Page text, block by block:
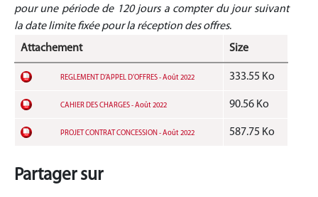
pour une période de 120 jours a compter du jour suivant
la date limite fixée pour la réception des offres.
Attachement
Size
REGLEMENT D’APPEL D’OFFRES - Août 2022 333.55 Ko
CAHIER DES CHARGES - Août 2022 90.56 Ko
PROJET CONTRAT CONCESSION - Août 2022 587.75 Ko
Partager sur